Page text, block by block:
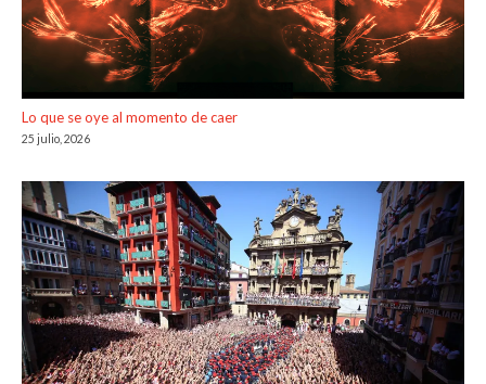
Lo que se oye al momento de caer
25 julio, 2026